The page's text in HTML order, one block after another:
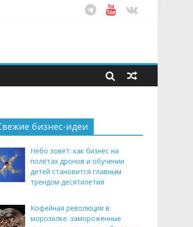
питания
бизнес-идеи
Небо зовёт: как бизнес на
полётах дронов и обучении
детей становится главным
трендом десятилетия
Кофейная революция в
морозилке: замороженные